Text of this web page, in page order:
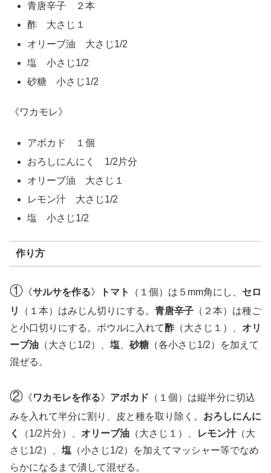
青唐辛子 ２本
酢 大さじ１
オリーブ油 大さじ1/2
塩 小さじ1/2
砂糖 小さじ1/2
《ワカモレ》
アボカド １個
おろしにんにく 1/2片分
オリーブ油 大さじ１
レモン汁 大さじ1/2
塩 小さじ1/2
作り方
① 《サルサを作る》 トマト （１個）は５mm角にし、 セロ
リ
（１本）はみじん切りにする。 青唐辛子 （２本）は種ご
と小口切りにする。ボウルに入れて酢（大さじ１）、 オリ
ーブ油 （大さじ1/2）、 塩 砂糖 （各小さじ1/2）を加えて
混ぜる。
② 《ワカモレを作る》 アボカド （１個）は縦半分に切込
みを入れて半分に割り、皮と種を取り除く。 おろしにんに
く
（1/2片分）、 オリーブ油 （大さじ１）、 レモン汁（大
さじ1/2）、 塩 （小さじ1/2）を加えてマッシャー等でなめ
らかになるまで潰して混ぜる。